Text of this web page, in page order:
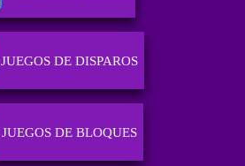
JUEGOS DE DISPAROS
JUEGOS DE BLOQUES